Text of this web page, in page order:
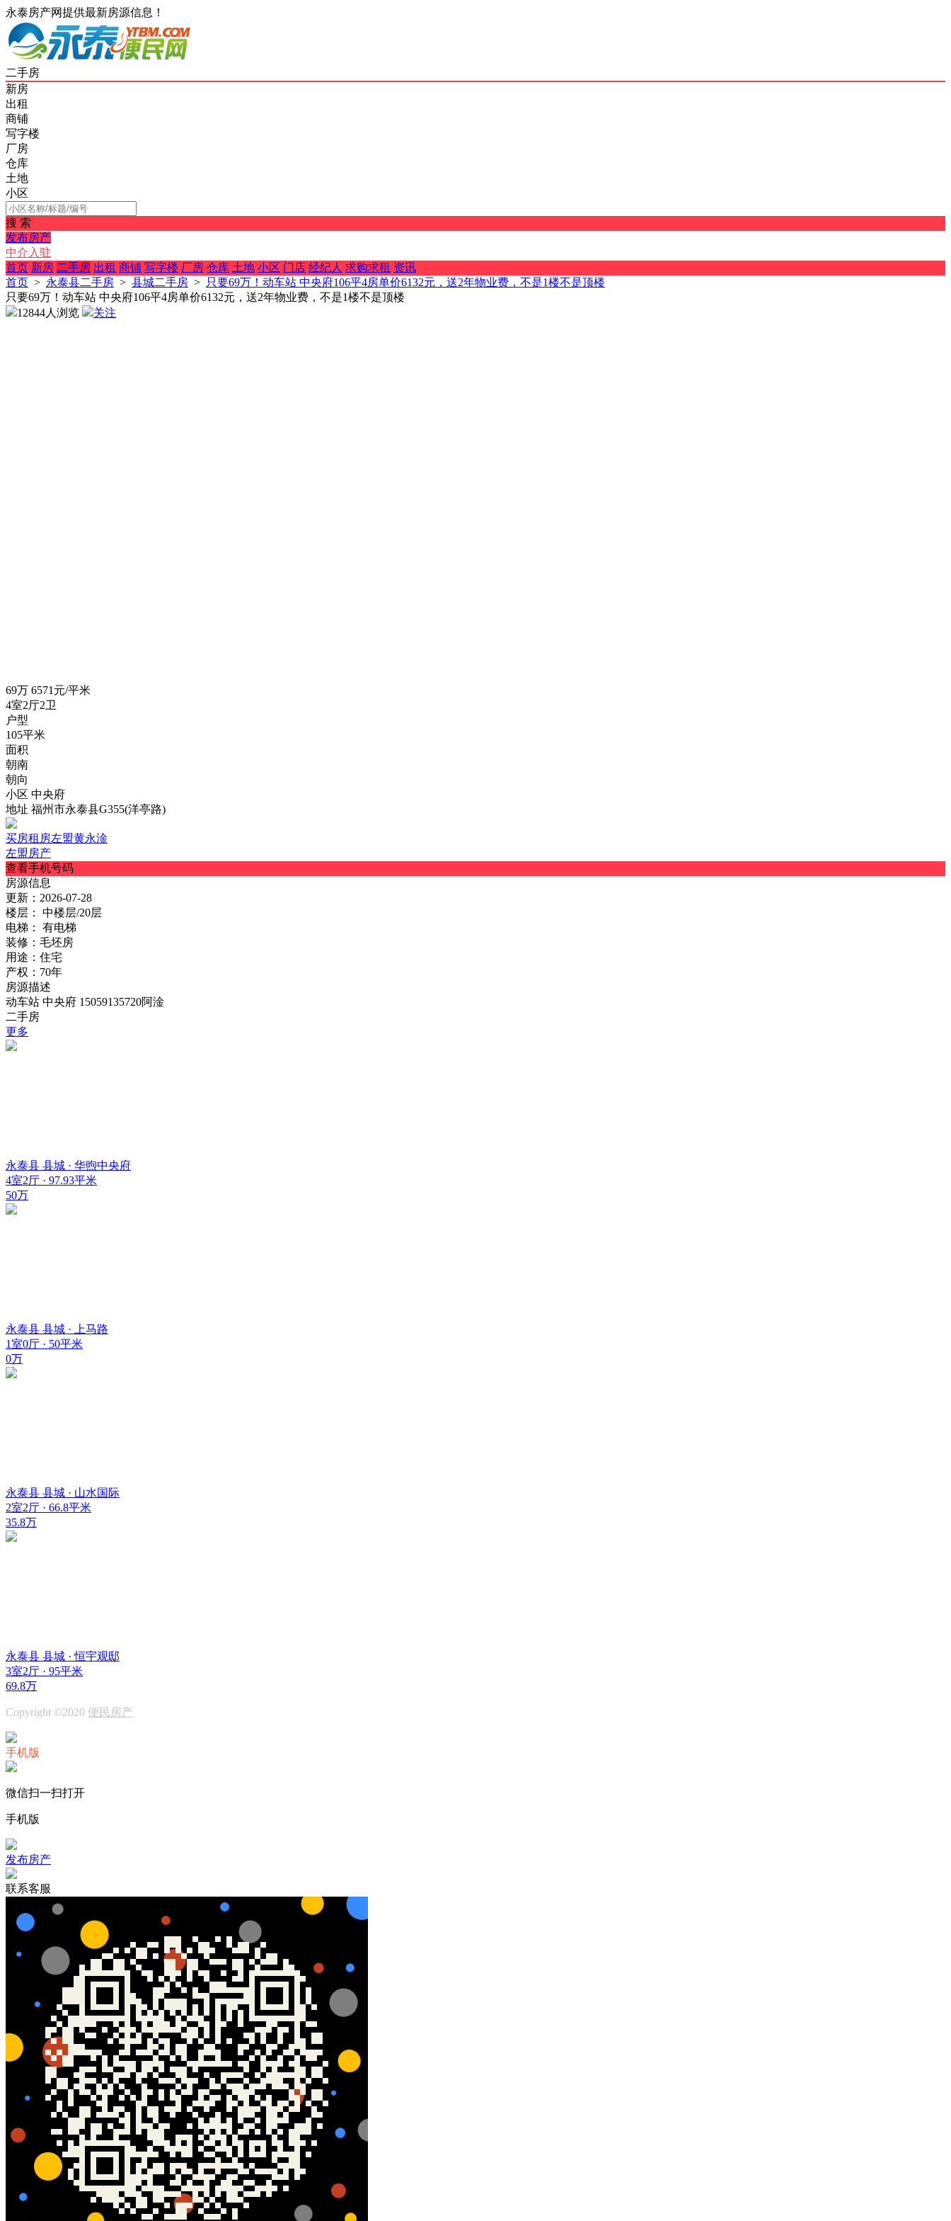
永泰房产网提供最新房源信息！
二手房
新房
出租
商铺
写字楼
厂房
仓库
土地
小区
搜 索
发布房产
中介入驻
首页 新房 二手房 出租 商铺 写字楼 厂房 仓库 土地 小区 门店 经纪人 求购求租 资讯
首页 > 永泰县二手房 > 县城二手房 > 只要69万！动车站 中央府106平4房单价6132元，送2年物业费，不是1楼不是顶楼
只要69万！动车站 中央府106平4房单价6132元，送2年物业费，不是1楼不是顶楼
12844人浏览
关注
69万 6571元/平米
4室2厅2卫
户型
105平米
面积
朝南
朝向
小区 中央府
地址 福州市永泰县G355(洋亭路)
买房租房左盟黄永淦
左盟房产
查看手机号码
房源信息
更新： 2026-07-28
楼层：
中楼层/20层
电梯：
有电梯
装修： 毛坯房
用途： 住宅
产权： 70年
房源描述
动车站 中央府 15059135720阿淦
二手房
更多
永泰县 县城 · 华煦中央府
4室2厅 · 97.93平米
50万
永泰县 县城 · 上马路
1室0厅 · 50平米
0万
永泰县 县城 · 山水国际
2室2厅 · 66.8平米
35.8万
永泰县 县城 · 恒宇观邸
3室2厅 · 95平米
69.8万
Copyright ©2020 便民房产
手机版
微信扫一扫打开
手机版
发布房产
联系客服